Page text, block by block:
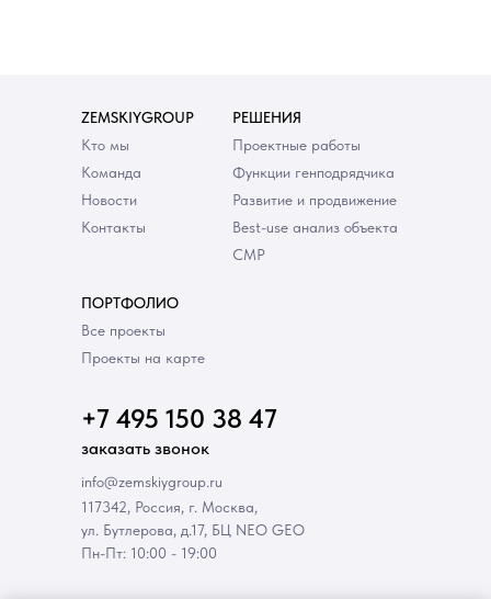
ZEMSKIYGROUP РЕШЕНИЯ
ПОРТФОЛИО
Кто мы Проектные работы
Все проекты
заказать звонок
+7 495 150 38 47
Новости Развитие и продвижение
Команда Функции генподрядчика
Проекты на карте
Контакты
Best-use анализ объекта
СМР
info@zemskiygroup.ru
117342, Россия, г. Москва,
ул. Бутлерова, д.17, БЦ NEO GEO
Пн-Пт: 10:00 - 19:00